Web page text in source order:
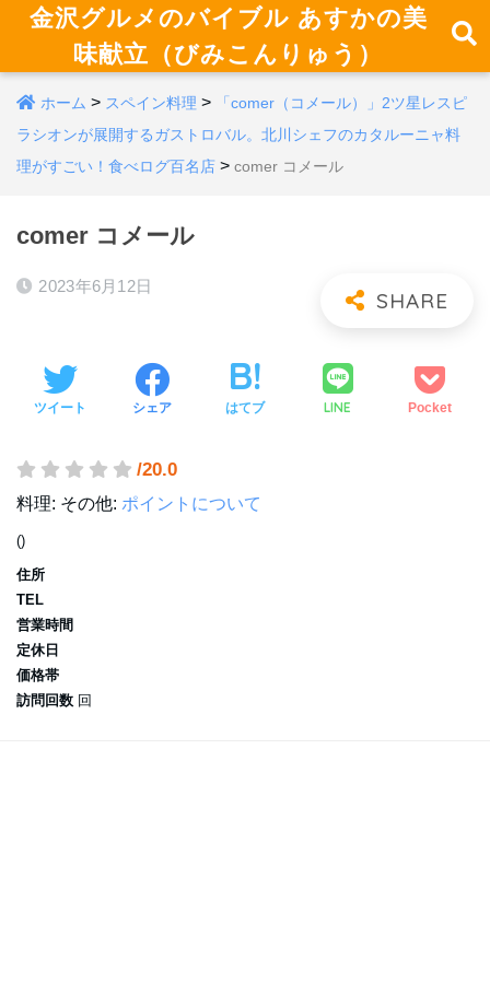
金沢グルメのバイブル あすかの美
味献立（びみこんりゅう）
ホーム > スペイン料理 >
「comer（コメール）」2ツ星レスピ
ラシオンが展開するガストロバル。北川シェフのカタルーニャ料
理がすごい！食べログ百名店 > comer コメール
comer コメール
2023年6月12日
ツイート シェア はてブ LINE Pocket
/20.0
料理: その他: ポイントについて
()
住所
TEL
営業時間
定休日
価格帯
訪問回数 回